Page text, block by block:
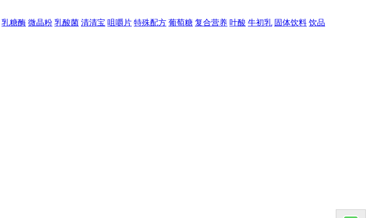
乳糖酶 微晶粉 乳酸菌 清清宝 咀嚼片 特殊配方 葡萄糖 复合营养 叶酸 牛初乳 固体饮料 饮品